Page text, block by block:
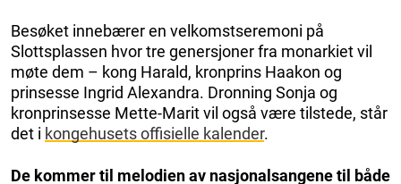
Besøket innebærer en velkomstseremoni på
Slottsplassen hvor tre genersjoner fra monarkiet vil
møte dem – kong Harald, kronprins Haakon og
prinsesse Ingrid Alexandra. Dronning Sonja og
kronprinsesse Mette-Marit vil også være tilstede, står
det i kongehusets offisielle kalender.
De kommer til melodien av nasjonalsangene til både